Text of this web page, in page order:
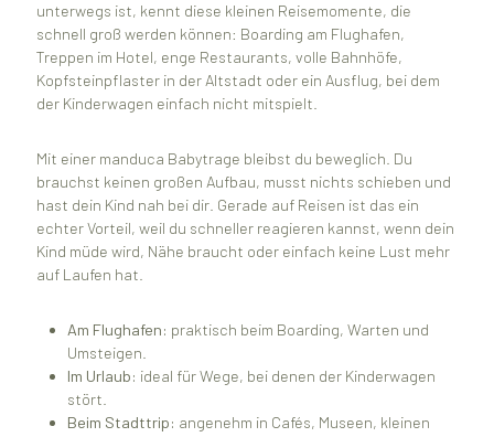
unterwegs ist, kennt diese kleinen Reisemomente, die
schnell groß werden können: Boarding am Flughafen,
Treppen im Hotel, enge Restaurants, volle Bahnhöfe,
Kopfsteinpflaster in der Altstadt oder ein Ausflug, bei dem
der Kinderwagen einfach nicht mitspielt.
Mit einer manduca Babytrage bleibst du beweglich. Du
brauchst keinen großen Aufbau, musst nichts schieben und
hast dein Kind nah bei dir. Gerade auf Reisen ist das ein
echter Vorteil, weil du schneller reagieren kannst, wenn dein
Kind müde wird, Nähe braucht oder einfach keine Lust mehr
auf Laufen hat.
Am Flughafen: praktisch beim Boarding, Warten und
Umsteigen.
Im Urlaub: ideal für Wege, bei denen der Kinderwagen
stört.
Beim Stadttrip: angenehm in Cafés, Museen, kleinen